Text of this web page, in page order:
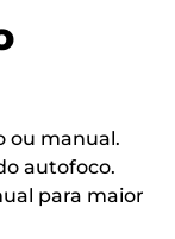
ou manual.
autofoco.
para maior